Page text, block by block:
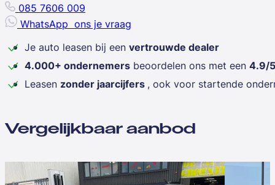
085 7606 009
WhatsApp ons je vraag
Je auto leasen bij een vertrouwde dealer
4.000+ ondernemers beoordelen ons met een 4.9/5
Leasen zonder jaarcijfers , ook voor startende
Vergelijkbaar aanbod